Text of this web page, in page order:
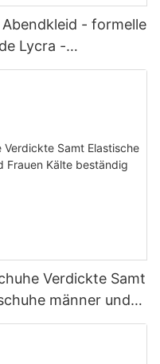
- formelle
Lycra -
& Performance
Verdickte Samt
männer und
Handschuhe